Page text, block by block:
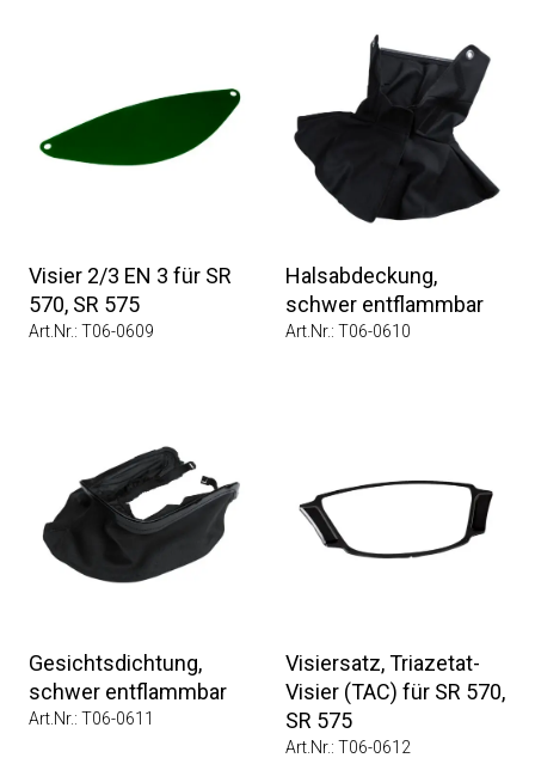
Visier 2/3 EN 3 für SR
570, SR 575
Art.Nr.: T06-0609
Halsabdeckung,
schwer entflammbar
Art.Nr.: T06-0610
Gesichtsdichtung,
schwer entflammbar
Art.Nr.: T06-0611
Visiersatz, Triazetat-
Visier (TAC) für SR 570,
SR 575
Art.Nr.: T06-0612